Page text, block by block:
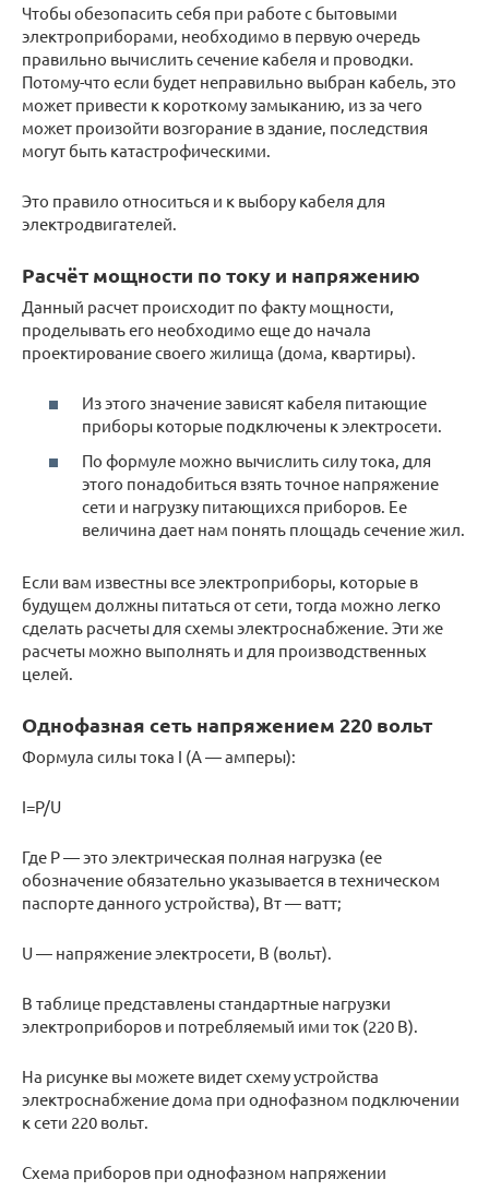
Чтобы обезопасить себя при работе с бытовыми
электроприборами, необходимо в первую очередь
правильно вычислить сечение кабеля и проводки.
Потому-что если будет неправильно выбран кабель, это
может привести к короткому замыканию, из за чего
может произойти возгорание в здание, последствия
могут быть катастрофическими.
Это правило относиться и к выбору кабеля для
электродвигателей.
Расчёт мощности по току и напряжению
Данный расчет происходит по факту мощности,
проделывать его необходимо еще до начала
проектирование своего жилища (дома, квартиры).
Из этого значение зависят кабеля питающие
приборы которые подключены к электросети.
По формуле можно вычислить силу тока, для
этого понадобиться взять точное напряжение
сети и нагрузку питающихся приборов. Ее
величина дает нам понять площадь сечение жил.
Если вам известны все электроприборы, которые в
будущем должны питаться от сети, тогда можно легко
сделать расчеты для схемы электроснабжение. Эти же
расчеты можно выполнять и для производственных
целей.
Однофазная сеть напряжением 220 вольт
Формула силы тока I (A — амперы):
I=P/U
Где P — это электрическая полная нагрузка (ее
обозначение обязательно указывается в техническом
паспорте данного устройства), Вт — ватт;
U — напряжение электросети, В (вольт).
В таблице представлены стандартные нагрузки
электроприборов и потребляемый ими ток (220 В).
На рисунке вы можете видет схему устройства
электроснабжение дома при однофазном подключении
к сети 220 вольт.
Схема приборов при однофазном напряжении